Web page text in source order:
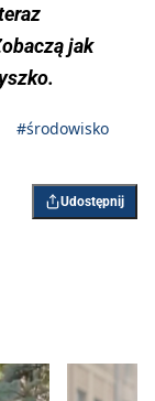
jak
#środowisko
Udostępnij